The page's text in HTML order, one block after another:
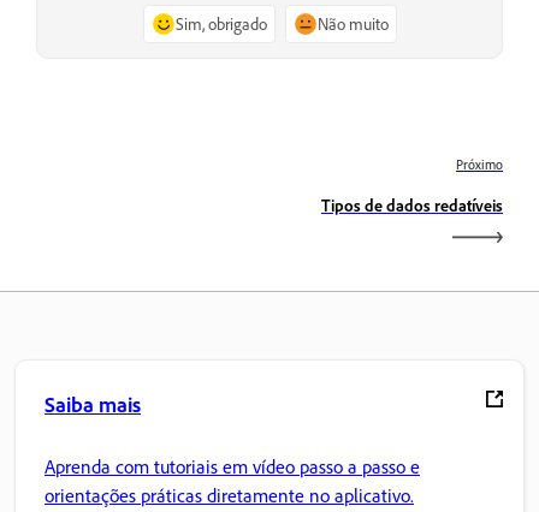
Sim, obrigado Não muito
Próximo
Tipos de dados redatíveis
Saiba mais
Aprenda com tutoriais em vídeo passo a passo e
orientações práticas diretamente no aplicativo.